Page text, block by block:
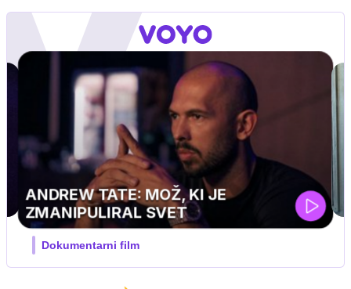
UEFA SUPERPOKAL
V živo na VOYO: sreda ob 20.30